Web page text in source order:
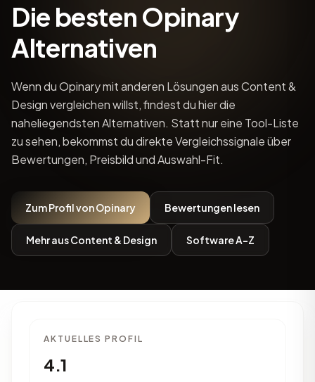
Die besten Opinary
Alternativen
Wenn du Opinary mit anderen Lösungen aus Content &
Design vergleichen willst, findest du hier die
naheliegendsten Alternativen. Statt nur eine Tool-Liste
zu sehen, bekommst du direkte Vergleichssignale über
Bewertungen, Preisbild und Auswahl-Fit.
Zum Profil von Opinary Bewertungen lesen
Mehr aus Content & Design Software A-Z
AKTUELLES PROFIL
4.1